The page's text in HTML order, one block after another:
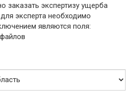
ущерба
эксперта необходимо
являются поля: